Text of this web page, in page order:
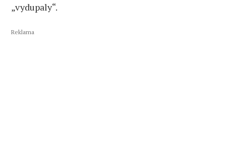
„vydupaly“.
Reklama